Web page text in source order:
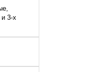
и 3-х